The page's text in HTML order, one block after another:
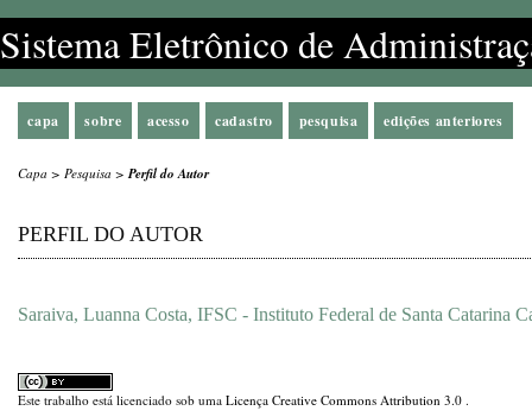
Sistema Eletrônico de
capa sobre acesso cadastro pesquisa edições anteriores
Capa > Pesquisa >Perfil do Autor
PERFIL DO AUTOR
Saraiva, Luanna Costa, IFSC - Instituto Federal de Santa Catarina
Este trabalho está licenciado sob uma Licença Creative Commons Attribution 3.0 .